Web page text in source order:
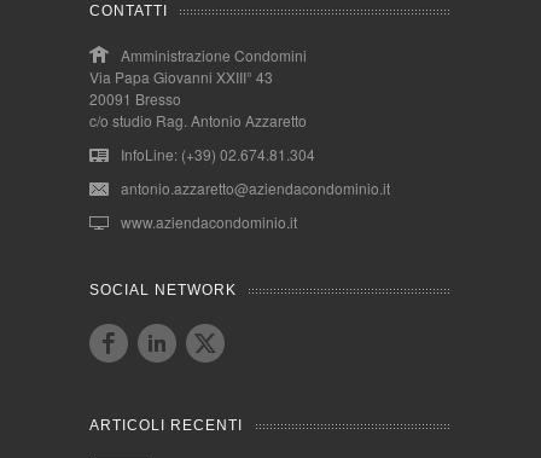
CONTATTI
Amministrazione Condomini
Via Papa Giovanni XXIII° 43
20091 Bresso
c/o studio Rag. Antonio Azzaretto
InfoLine: (+39) 02.674.81.304
antonio.azzaretto@aziendacondominio.it
www.aziendacondominio.it
SOCIAL NETWORK
ARTICOLI RECENTI